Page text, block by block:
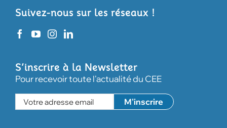
Suivez-nous sur les réseaux !
S’inscrire à la Newsletter
Pour recevoir toute l'actualité du CEE